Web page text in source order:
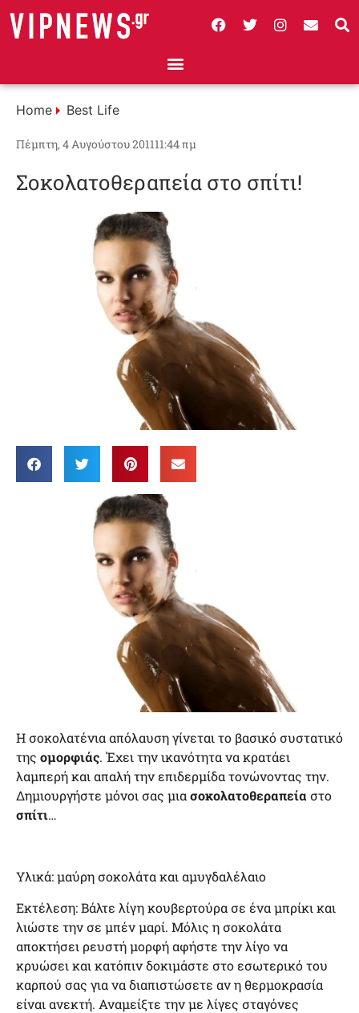
Home Best Life
Πέμπτη, 4 Αυγούστου 201111:44 πμ
Σοκολατοθεραπεία στο σπίτι!
Η σοκολατένια απόλαυση γίνεται το βασικό συστατικό
της ομορφιάς. Έχει την ικανότητα να κρατάει
λαμπερή και απαλή την επιδερμίδα τονώνοντας την.
Δημιουργήστε μόνοι σας μιασοκολατοθεραπείαστο
σπίτι…
Υλικά: μαύρη σοκολάτα και αμυγδαλέλαιο
Εκτέλεση: Βάλτε λίγη κουβερτούρα σε ένα μπρίκι και
λιώστε την σε μπέν μαρί. Μόλις η σοκολάτα
αποκτήσει ρευστή μορφή αφήστε την λίγο να
κρυώσει και κατόπιν δοκιμάστε στο εσωτερικό του
καρπού σας για να διαπιστώσετε αν η θερμοκρασία
είναι ανεκτή. Αναμείξτε την με λίγες σταγόνες